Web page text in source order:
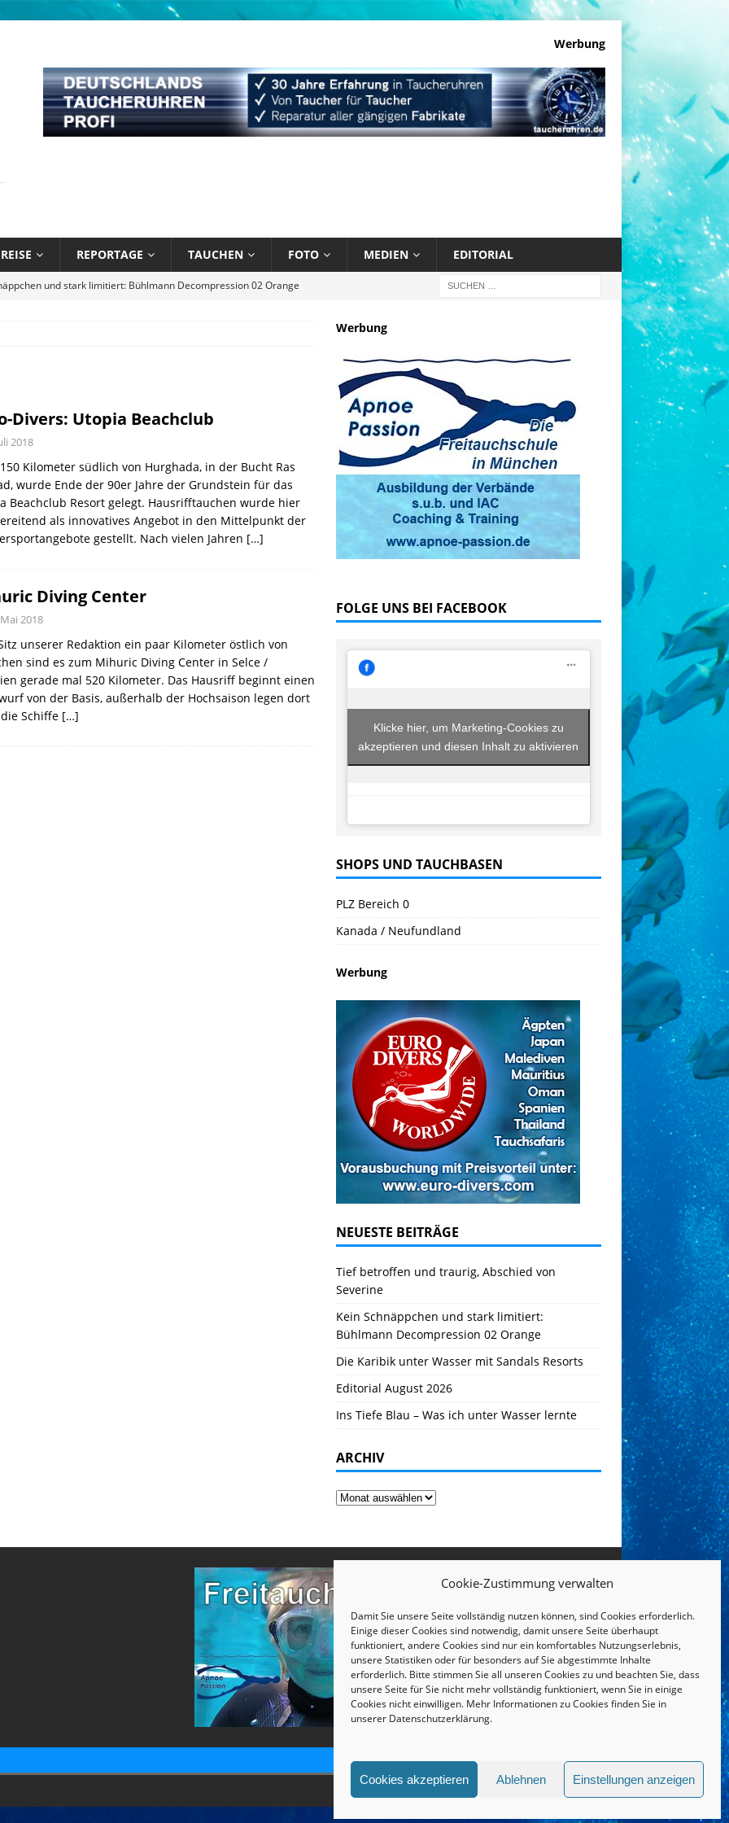
Cookie-Zustimmung verwalten
Damit Sie unsere Seite vollständig nutzen können, sind Cookies erforderlich.
Einige dieser Cookies sind notwendig, damit unsere Seite überhaupt
funktioniert, andere Cookies sind nur ein komfortables Nutzungserlebnis,
unsere Statistiken oder für besonders auf Sie abgestimmte Inhalte
erforderlich. Bitte stimmen Sie all unseren Cookies zu und beachten Sie, dass
unsere Seite für Sie nicht mehr vollständig funktioniert, wenn Sie in einige
Cookies nicht einwilligen. Mehr Informationen zu Cookies finden Sie in
unserer Datenschutzerklärung.
Cookies akzeptieren Ablehnen Einstellungen anzeigen
Werbung
REISE REPORTAGE TAUCHEN FOTO MEDIEN EDITORIAL
und stark limitiert: Bühlmann Decompression 02 Orange
und traurig, Abschied von Severine PRAXIS
Divers: Utopia Beachclub
2018
Kilometer südlich von Hurghada, in der Bucht Ras
wurde Ende der 90er Jahre der Grundstein für das
Beachclub Resort gelegt. Hausrifftauchen wurde hier
als innovatives Angebot in den Mittelpunkt der
gestellt. Nach vielen Jahren […]
Diving Center
2018
unserer Redaktion ein paar Kilometer östlich von
sind es zum Mihuric Diving Center in Selce /
gerade mal 520 Kilometer. Das Hausriff beginnt einen
von der Basis, außerhalb der Hochsaison legen dort
Schiffe […]
Werbung
FOLGE UNS BEI FACEBOOK
Klicke hier, um Marketing-Cookies zu
akzeptieren und diesen Inhalt zu aktivieren
SHOPS UND TAUCHBASEN
PLZ Bereich 0
Kanada / Neufundland
Werbung
NEUESTE BEITRÄGE
Tief betroffen und traurig, Abschied von
Severine
Kein Schnäppchen und stark limitiert:
Bühlmann Decompression 02 Orange
Die Karibik unter Wasser mit Sandals Resorts
Editorial August 2026
Ins Tiefe Blau – Was ich unter Wasser lernte
ARCHIV
IMPRESSUM UND DATENSCHUTZERKLÄRUNG